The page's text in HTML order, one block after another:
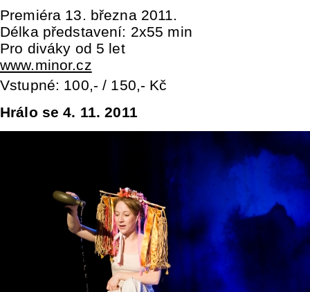
Premiéra 13. března 2011.
Délka představení: 2x55 min
Pro diváky od 5 let
www.minor.cz
Vstupné: 100,- / 150,- Kč
Hrálo se 4. 11. 2011